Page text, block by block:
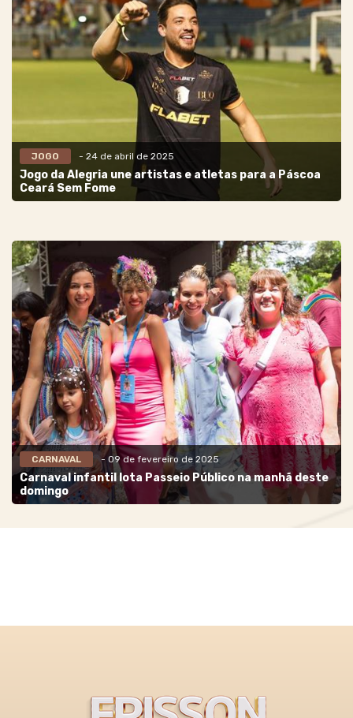
JOGO - 24 de abril de 2025
Jogo da Alegria une artistas e atletas para a Páscoa
Ceará Sem Fome
CARNAVAL - 09 de fevereiro de 2025
Carnaval infantil lota Passeio Público na manhã deste
domingo